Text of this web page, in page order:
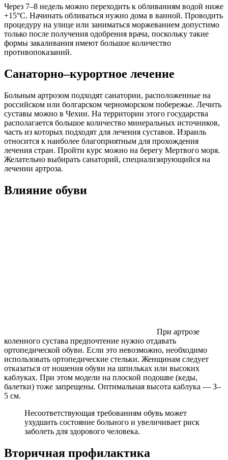
Через 7–8 недель можно переходить к обливаниям водой ниже
+15°С. Начинать обливаться нужно дома в ванной. Проводить
процедуру на улице или заниматься моржеванием допустимо
только после получения одобрения врача, поскольку такие
формы закаливания имеют большое количество
противопоказаний.
Санаторно–курортное лечение
Больным артрозом подходят санатории, расположенные на
российском или болгарском черноморском побережье. Лечить
суставы можно в Чехии. На территории этого государства
располагается большое количество минеральных источников,
часть из которых подходят для лечения суставов. Израиль
относится к наиболее благоприятным для прохождения
лечения стран. Пройти курс можно на берегу Мертвого моря.
Желательно выбирать санаторий, специализирующийся на
лечении артроза.
Влияние обуви
При артрозе
коленного сустава предпочтение нужно отдавать
ортопедической обуви. Если это невозможно, необходимо
использовать ортопедические стельки. Женщинам следует
отказаться от ношения обуви на шпильках или высоких
каблуках. При этом модели на плоской подошве (кеды,
балетки) тоже запрещены. Оптимальная высота каблука — 3–
5 см.
Несоответствующая требованиям обувь может
ухудшить состояние больного и увеличивает риск
заболеть для здорового человека.
Вторичная профилактика